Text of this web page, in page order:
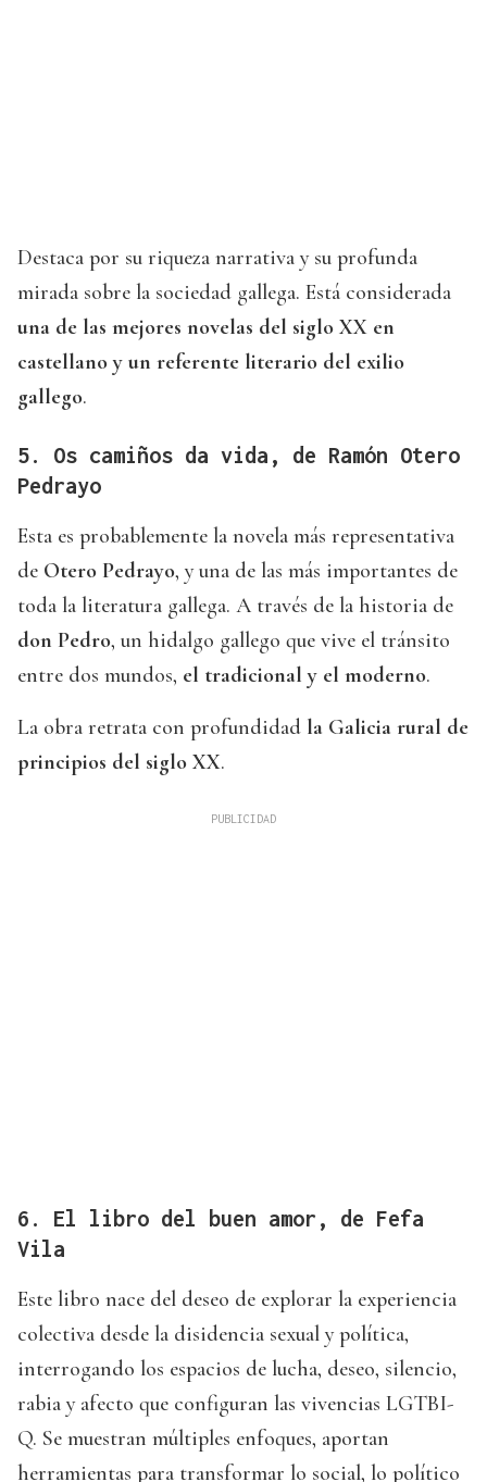
Destaca por su riqueza narrativa y su profunda
mirada sobre la sociedad gallega. Está considerada
una de las mejores novelas del siglo XX en
castellano y un referente literario del exilio
gallego.
5. Os camiños da vida, de Ramón Otero
Pedrayo
Esta es probablemente la novela más representativa
de Otero Pedrayo, y una de las más importantes de
toda la literatura gallega. A través de la historia de
don Pedro, un hidalgo gallego que vive el tránsito
entre dos mundos, el tradicional y el moderno.
La obra retrata con profundidad la Galicia rural de
principios del siglo XX.
6. El libro del buen amor, de Fefa
Vila
Este libro nace del deseo de explorar la experiencia
colectiva desde la disidencia sexual y política,
interrogando los espacios de lucha, deseo, silencio,
rabia y afecto que configuran las vivencias LGTBI-
Q. Se muestran múltiples enfoques, aportan
herramientas para transformar lo social, lo político